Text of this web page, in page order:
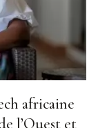
africaine
l’Ouest et